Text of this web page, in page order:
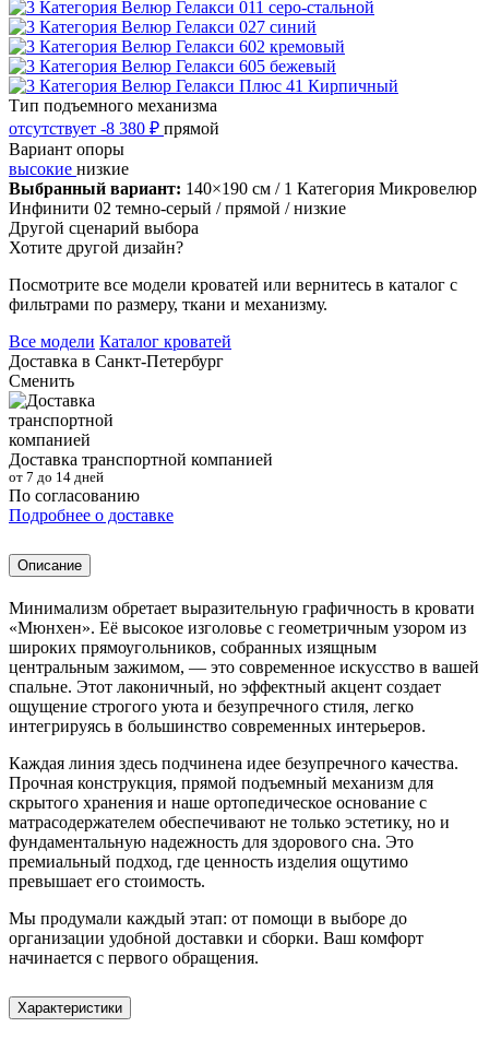
Тип подъемного механизма
отсутствует -8 380 ₽ прямой
Вариант опоры
высокие низкие
Выбранный вариант: 140×190 см / 1 Категория Микровелюр
Инфинити 02 темно-серый / прямой / низкие
Другой сценарий выбора
Хотите другой дизайн?
Посмотрите все модели кроватей или вернитесь в каталог с
фильтрами по размеру, ткани и механизму.
Все модели Каталог кроватей
Доставка в Санкт-Петербург
Сменить
Доставка транспортной компанией
от 7 до 14 дней
По согласованию
Подробнее о доставке
Описание
Минимализм обретает выразительную графичность в кровати
«Мюнхен». Её высокое изголовье с геометричным узором из
широких прямоугольников, собранных изящным
центральным зажимом, — это современное искусство в вашей
спальне. Этот лаконичный, но эффектный акцент создает
ощущение строгого уюта и безупречного стиля, легко
интегрируясь в большинство современных интерьеров.
Каждая линия здесь подчинена идее безупречного качества.
Прочная конструкция, прямой подъемный механизм для
скрытого хранения и наше ортопедическое основание с
матрасодержателем обеспечивают не только эстетику, но и
фундаментальную надежность для здорового сна. Это
премиальный подход, где ценность изделия ощутимо
превышает его стоимость.
Мы продумали каждый этап: от помощи в выборе до
организации удобной доставки и сборки. Ваш комфорт
начинается с первого обращения.
Характеристики